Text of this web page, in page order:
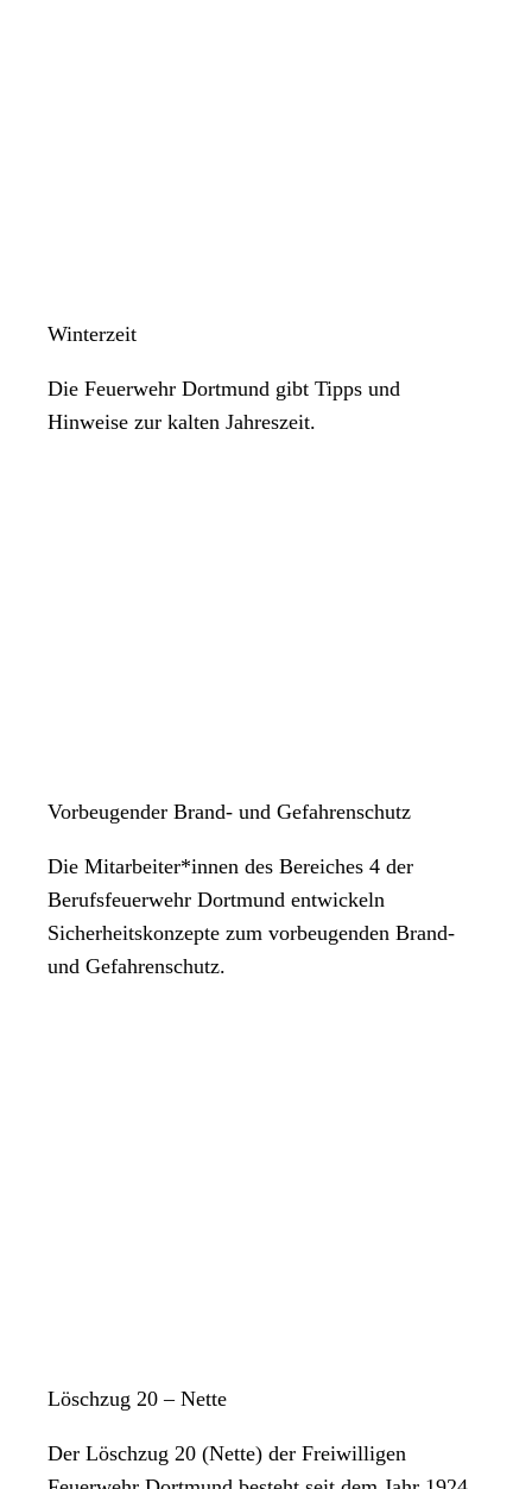
Winterzeit
Die Feuerwehr Dortmund gibt Tipps und
Hinweise zur kalten Jahreszeit.
Vorbeugender Brand- und Gefahrenschutz
Die Mitarbeiter*innen des Bereiches 4 der
Berufsfeuerwehr Dortmund entwickeln
Sicherheitskonzepte zum vorbeugenden Brand-
und Gefahrenschutz.
Löschzug 20 – Nette
Der Löschzug 20 (Nette) der Freiwilligen